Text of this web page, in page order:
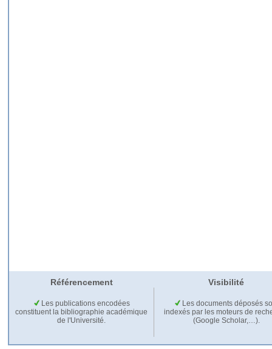
Référencement Visibilité
Les publications encodées
constituent la bibliographie académique
de l'Université.
Les documents déposés
indexés par les moteurs de
(Google Scholar,…).